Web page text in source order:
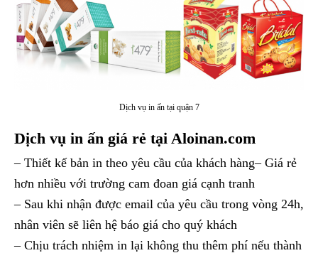
Dịch vụ in ấn tại quận 7
Dịch vụ in ấn giá rẻ tại Aloinan.com
– Thiết kế bản in theo yêu cầu của khách hàng– Giá rẻ
hơn nhiều với trường cam đoan giá cạnh tranh
– Sau khi nhận được email của yêu cầu trong vòng 24h,
nhân viên sẽ liên hệ báo giá cho quý khách
– Chịu trách nhiệm in lại không thu thêm phí nếu thành